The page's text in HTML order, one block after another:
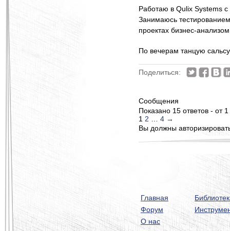
Работаю в Qulix Systems с
Занимаюсь
проектах бизнес-
По вечерам танцую
Поделиться:
Сообщения
Показано 15 ответов - от
1 2 4 →
Вы должны
Главная
Форум
О нас